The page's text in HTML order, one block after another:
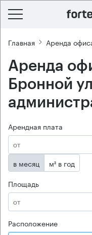
Главная Аренда
Аренда
Бронной
Арендная плата
в месяц
м² в год
Площадь
Расположение